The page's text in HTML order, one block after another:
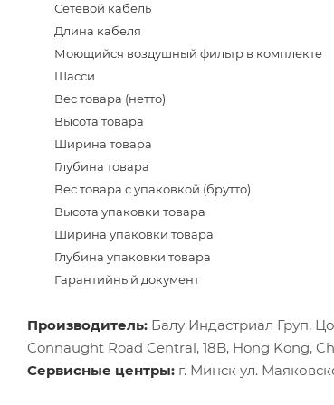
Сетевой кабель
Длина кабеля
Моющийся воздушный фильтр в комплекте
Шасси
Вес товара (нетто)
Высота товара
Ширина товара
Глубина товара
Вес товара с упаковкой (брутто)
Высота упаковки товара
Ширина упаковки товара
Глубина упаковки товара
Гарантийный документ
Производитель: Балу Индастриал Груп,
Connaught Road Central, 18B, Hong Kong,
Сервисные центры: г. Минск ул.